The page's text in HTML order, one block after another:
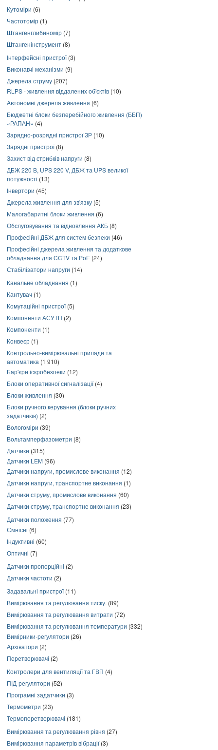
Кутоміри (6)
Частотомір (1)
Штангенглибиномір (7)
Штангенінструмент (8)
Інтерфейсні пристрої(3)
Виконавчі механізми (9)
Джерела струму (207)
RLPS - живлення віддалених об'єктів (10)
Автономні джерела живлення (6)
Бюджетні блоки безперебійного живлення (ББП)
«РАПАН» (4)
Зарядно-розрядні пристрої ЗР (10)
Зарядні пристрої(8)
Захист від стрибків напруги (8)
ДБЖ 220 В, UPS 220 V, ДБЖ та UPS великої
потужності (13)
Інвертори (45)
Джерела живлення для зв'язку (5)
Малогабаритні блоки живлення (6)
Обслуговування та відновлення АКБ (8)
Професійні ДБЖ для систем безпеки (46)
Професійні джерела живлення та додаткове
обладнання для CCTV та PoE (24)
Стабілізатори напруги (14)
Канальне обладнання (1)
Кантувач (1)
Комутаційні пристрої(5)
Компоненти АСУТП (2)
Компоненти (1)
Конвеєр (1)
Контрольно-вимірювальні прилади та
автоматика (1 910)
Бар'єри іскробезпеки (12)
Блоки оперативної сигналізації(4)
Блоки живлення (30)
Блоки ручного керування (блоки ручних
задатчиків) (2)
Вологоміри (39)
Вольтамперфазометри (8)
Датчики (315)
Датчики LEM (96)
Датчики напруги, промислове виконання (12)
Датчики напруги, транспортне виконання (1)
Датчики струму, промислове виконання (60)
Датчики струму, транспортне виконання (23)
Датчики положення (77)
Ємнісні (6)
Індуктивні (60)
Оптичні (7)
Датчики пропорційні (2)
Датчики частоти (2)
Задавальні пристрої(11)
Вимірювання та регулювання тиску. (89)
Вимірювання та регулювання витрати (72)
Вимірювання та регулювання температури (332)
Вимірники-регулятори (26)
Архіватори (2)
Перетворювачі (2)
Контролери для вентиляції та ГВП (4)
ПІД-регулятори (52)
Програмні задатчики (3)
Термометри (23)
Термоперетворювачі (181)
Вимірювання та регулювання рівня (27)
Вимірювання параметрів вібрації(3)